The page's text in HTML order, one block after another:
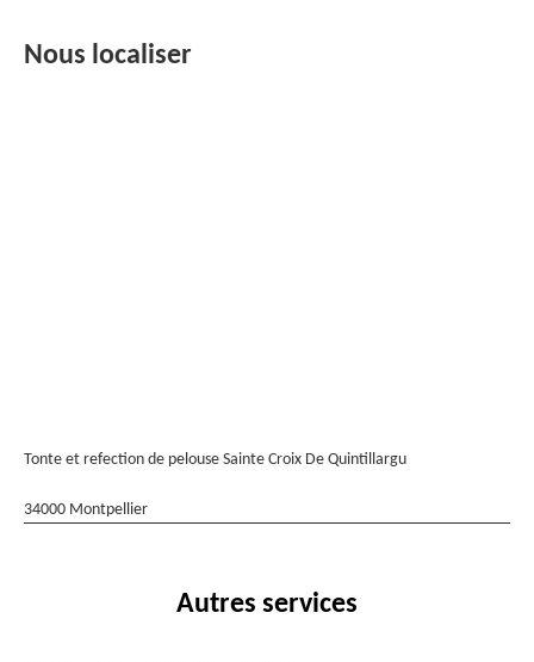
Nous localiser
Tonte et refection de pelouse Sainte Croix De Quintillargu
34000 Montpellier
Autres services